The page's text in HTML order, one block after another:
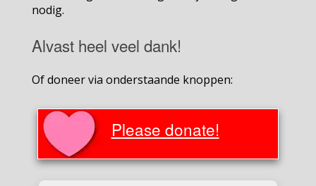
nodig.
Alvast heel veel dank!
Of doneer via onderstaande knoppen:
Please donate!